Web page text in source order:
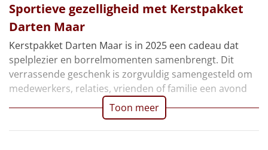
Alle artikelen
Overige
Ideeën
Doe het zelf
Sportieve gezelligheid met Kerstpakket
Darten Maar
Kerstpakket Darten Maar is in 2025 een cadeau dat
spelplezier en borrelmomenten samenbrengt. Dit
verrassende geschenk is zorgvuldig samengesteld om
medewerkers, relaties, vrienden of familie een avond
Toon meer